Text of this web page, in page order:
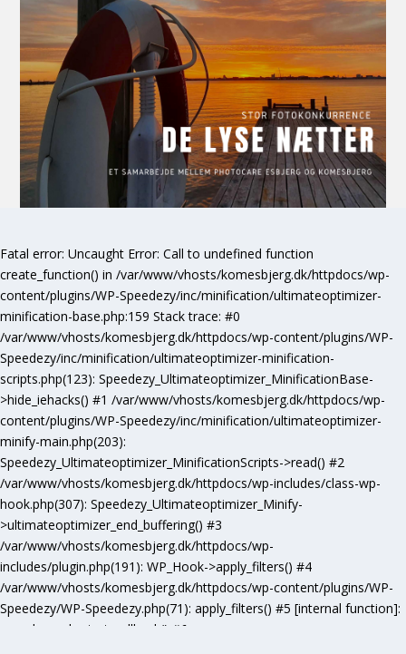
Fatal error: Uncaught Error: Call to undefined function
create_function() in /var/www/vhosts/komesbjerg.dk/httpdocs/wp-
content/plugins/WP-Speedezy/inc/minification/ultimateoptimizer-
minification-base.php:159 Stack trace: #0
/var/www/vhosts/komesbjerg.dk/httpdocs/wp-content/plugins/WP-
Speedezy/inc/minification/ultimateoptimizer-minification-
scripts.php(123): Speedezy_Ultimateoptimizer_MinificationBase-
>hide_iehacks() #1 /var/www/vhosts/komesbjerg.dk/httpdocs/wp-
content/plugins/WP-Speedezy/inc/minification/ultimateoptimizer-
minify-main.php(203):
Speedezy_Ultimateoptimizer_MinificationScripts->read() #2
/var/www/vhosts/komesbjerg.dk/httpdocs/wp-includes/class-wp-
hook.php(307): Speedezy_Ultimateoptimizer_Minify-
>ultimateoptimizer_end_buffering() #3
/var/www/vhosts/komesbjerg.dk/httpdocs/wp-
includes/plugin.php(191): WP_Hook->apply_filters() #4
/var/www/vhosts/komesbjerg.dk/httpdocs/wp-content/plugins/WP-
Speedezy/WP-Speedezy.php(71): apply_filters() #5 [internal function]:
speedezy_ob_start_callback() #6